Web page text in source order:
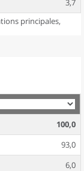
3,7
principales,
100,0
93,0
6,0